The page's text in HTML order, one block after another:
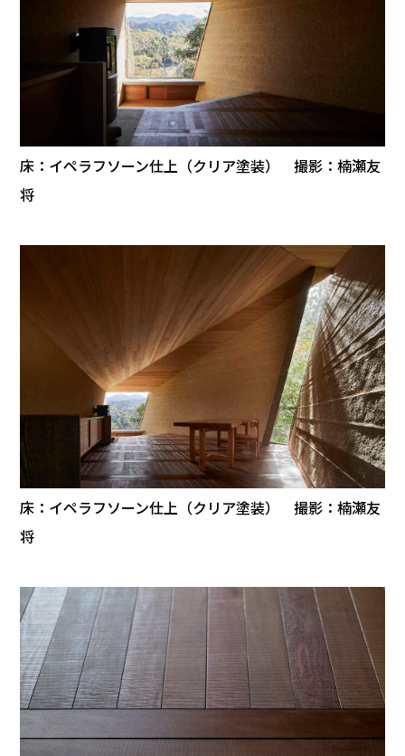
床：イペラフソーン仕上（クリア塗装） 撮影：楠瀬友
将
床：イペラフソーン仕上（クリア塗装） 撮影：楠瀬友
将